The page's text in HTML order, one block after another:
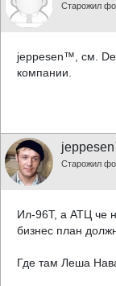
Старожил
jeppesen™, см.
компании.
Старожил
Ил-96Т, а АТЦ че
бизнес план
Где там Леша